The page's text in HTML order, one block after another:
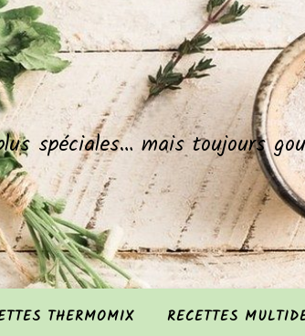
spéciales… mais toujours
THERMOMIX RECETTES